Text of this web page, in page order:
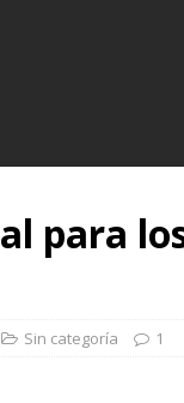
para
Sin categoría 1